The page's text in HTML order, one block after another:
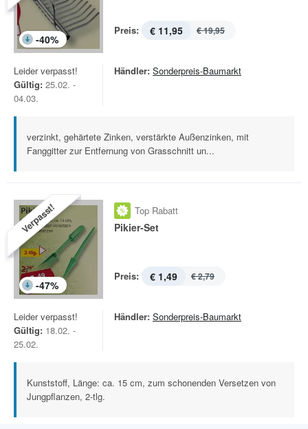
-40%
Preis: € 11,95 € 19,95
Leider verpasst!
Gültig: 25.02. -
04.03.
Händler: Sonderpreis-Baumarkt
verzinkt, gehärtete Zinken, verstärkte Außenzinken, mit
Fanggitter zur Entfernung von Grasschnitt un...
Verpasst!
-47%
Top Rabatt
Pikier-Set
Preis: € 1,49 € 2,79
Leider verpasst!
Gültig: 18.02. -
25.02.
Händler: Sonderpreis-Baumarkt
Kunststoff, Länge: ca. 15 cm, zum schonenden Versetzen von
Jungpflanzen, 2-tlg.